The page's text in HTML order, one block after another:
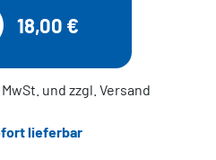
18,00 €
und zzgl. Versand
lieferbar